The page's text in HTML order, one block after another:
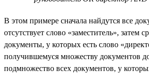
В этом примере сначала найдутся все
отсутствует слово «заместитель», затем
документы, у которых есть слово
получившемуся множеству документов
подмножество всех документов, у